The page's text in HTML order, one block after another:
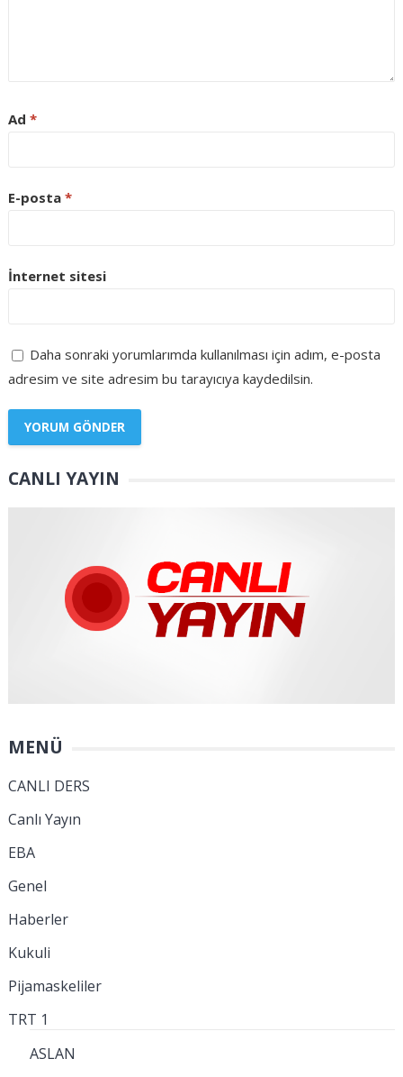
Ad *
E-posta *
İnternet sitesi
Daha sonraki yorumlarımda kullanılması için adım, e-posta
adresim ve site adresim bu tarayıcıya kaydedilsin.
CANLI YAYIN
MENÜ
CANLI DERS
Canlı Yayın
EBA
Genel
Haberler
Kukuli
Pijamaskeliler
TRT 1
ASLAN